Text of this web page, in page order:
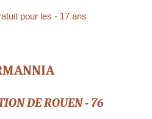
pour les - 17 ans
DE ROUEN - 76